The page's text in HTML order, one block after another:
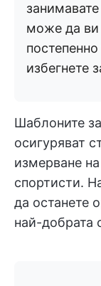
може да ви
избегнете
Шаблоните
осигуряват
измерване
спортисти.
да останете
най-добрата